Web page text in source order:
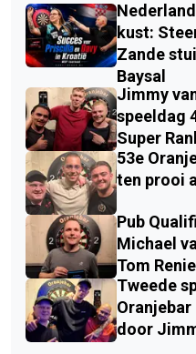
kust:
Zande
Baysal
Jimmy
speeldag
Super
53e
ten prooi
Pub
Michael
Tom
Tweede
door